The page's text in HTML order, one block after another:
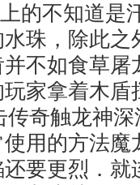
的不知道是
珠，除此之
不如食草屠
家拿着木盾
奇触龙神
用的方法魔
要更烈．就